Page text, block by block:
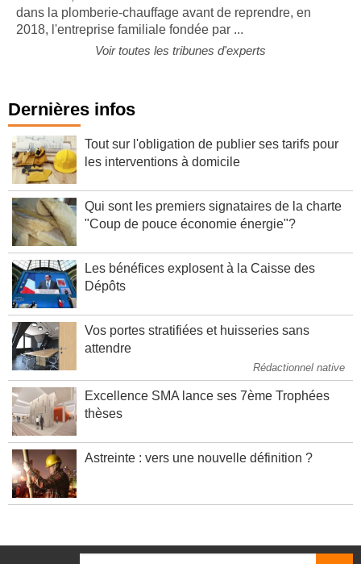
l'industrie, Laurent Chansard a choisi de se reconvertir
dans la plomberie-chauffage avant de reprendre, en
Dernières infos
Tout sur l'obligation de publier ses tarifs pour
Qui sont les premiers signataires de la charte
Les bénéfices explosent à la Caisse des
Vos portes stratifiées et huisseries sans
Rédactionnel native
Excellence SMA lance ses 7ème Trophées